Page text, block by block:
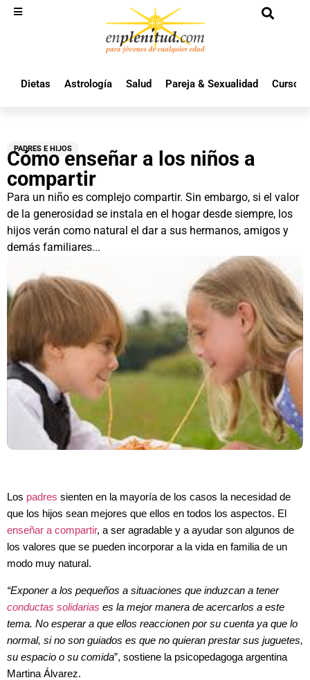
Dietas Astrología Salud Pareja & Sexualidad Cursos
PADRES E HIJOS
Cómo enseñar a los niños a
compartir
Para un niño es complejo compartir. Sin embargo, si el valor
de la generosidad se instala en el hogar desde siempre, los
hijos verán como natural el dar a sus hermanos, amigos y
demás familiares...
Los padres sienten en la mayoría de los casos la necesidad de
que los hijos sean mejores que ellos en todos los aspectos. El
enseñar a compartir, a ser agradable y a ayudar son algunos de
los valores que se pueden incorporar a la vida en familia de un
modo muy natural.
“Exponer a los pequeños a situaciones que induzcan a tener
conductas solidarias es la mejor manera de acercarlos a este
tema. No esperar a que ellos reaccionen por su cuenta ya que lo
normal, si no son guiados es que no quieran prestar sus juguetes,
su espacio o su comida”, sostiene la psicopedagoga argentina
Martina Álvarez.